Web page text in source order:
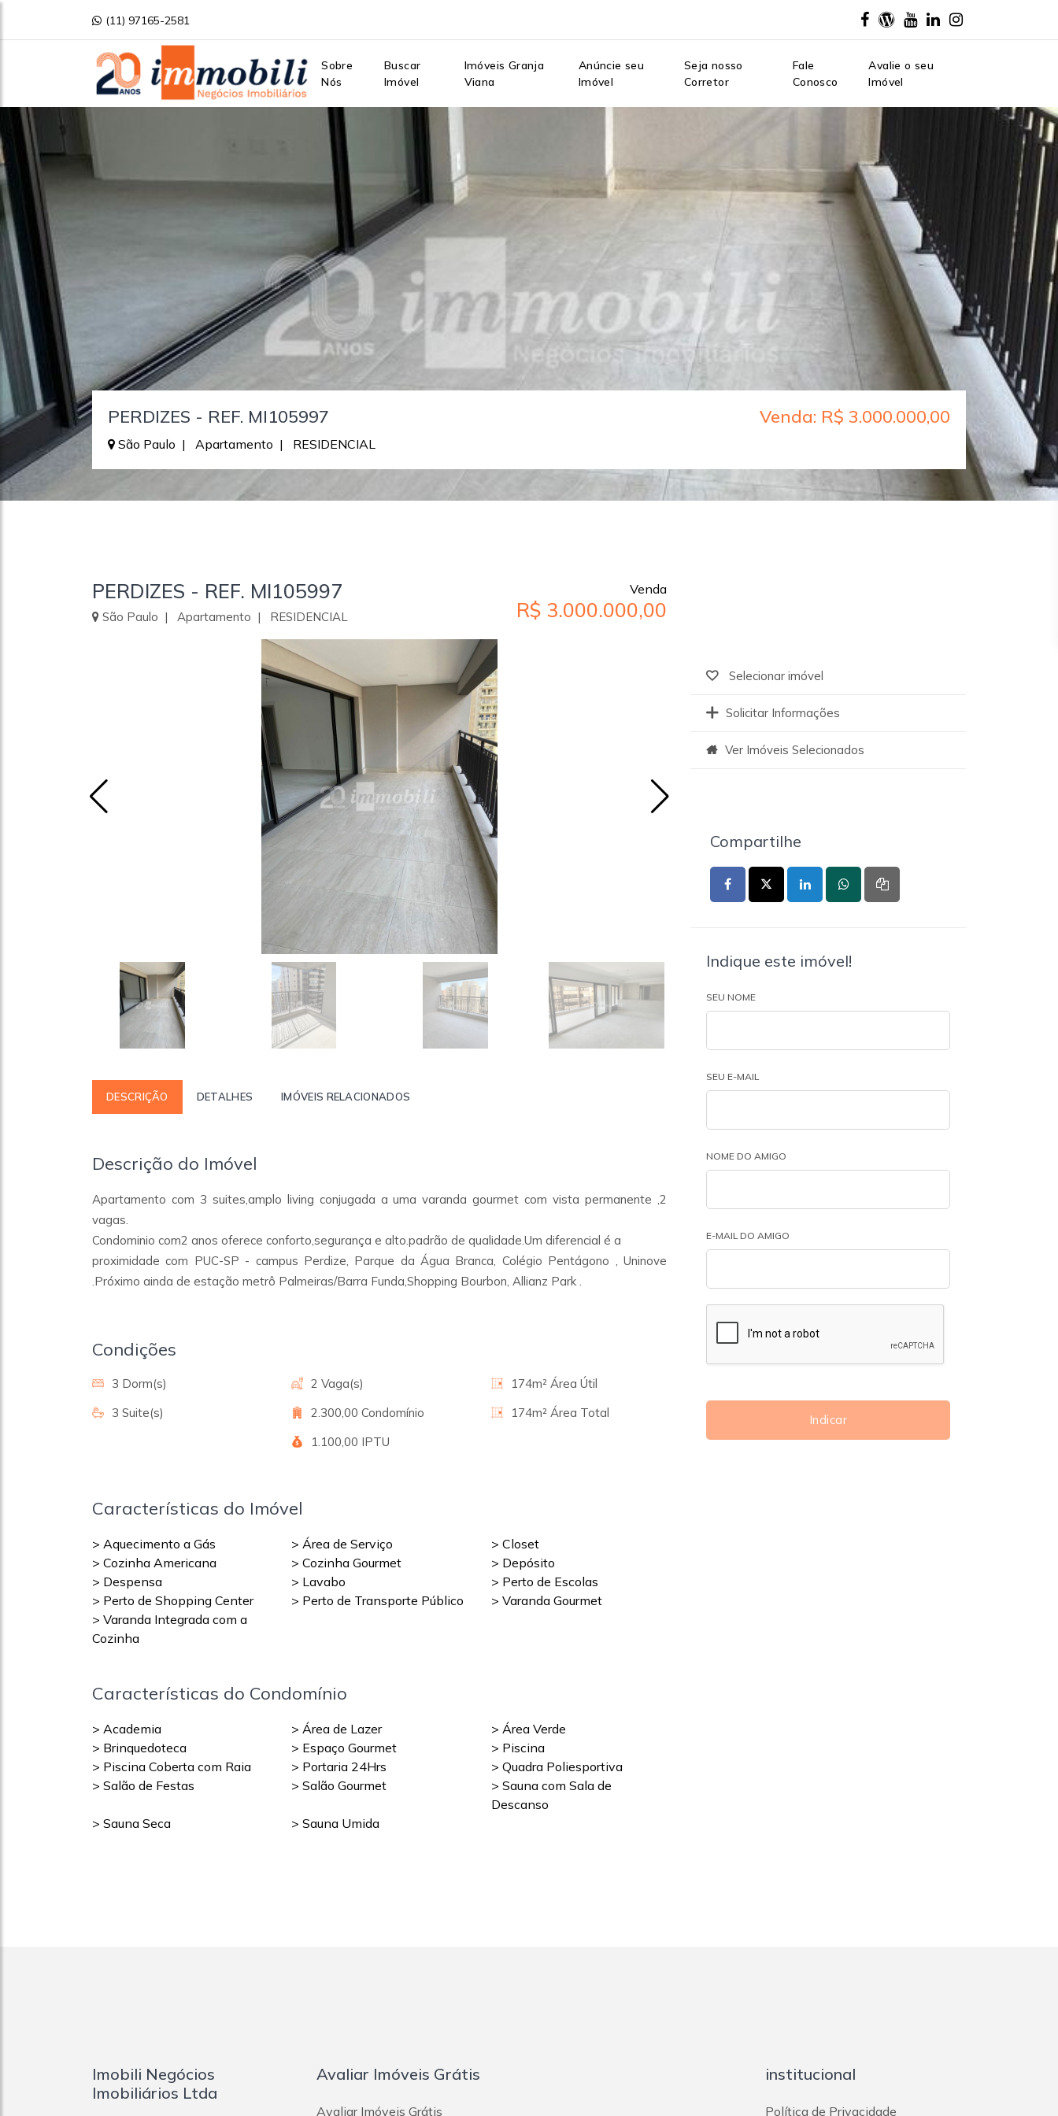
(11) 97165-2581
Sobre
Nós
Buscar
Imóvel
Imóveis Granja
Viana
Anúncie seu
Imóvel
Seja nosso
Corretor
Fale
Conosco
Avalie o seu
Imóvel
PERDIZES - REF. MI105997 Venda: R$ 3.000.000,00
São Paulo | Apartamento | RESIDENCIAL
PERDIZES - REF. MI105997
São Paulo | Apartamento | RESIDENCIAL
Venda
R$ 3.000.000,00
DESCRIÇÃO DETALHES IMÓVEIS RELACIONADOS
Descrição do Imóvel
Apartamento com 3 suites,amplo living conjugada a uma varanda gourmet com vista permanente ,2
vagas.
Condominio com2 anos oferece conforto,segurança e alto.padrão de qualidade.Um diferencial é a
proximidade com PUC-SP - campus Perdize, Parque da Água Branca, Colégio Pentágono , Uninove
.Próximo ainda de estação metrô Palmeiras/Barra Funda,Shopping Bourbon, Allianz Park .
Condições
3 Dorm(s)
3 Suite(s)
2 Vaga(s)
2.300,00 Condomínio
1.100,00 IPTU
174m² Área Útil
174m² Área Total
Características do Imóvel
> Aquecimento a Gás > Área de Serviço
> Closet
> Cozinha Americana
> Cozinha Gourmet
> Depósito
> Despensa
> Lavabo
> Perto de Escolas
> Perto de Shopping Center
> Perto de Transporte Público
> Varanda Gourmet
> Varanda Integrada com a
Cozinha
Características do Condomínio
> Academia > Área de Lazer
> Área Verde
> Brinquedoteca
> Espaço Gourmet
> Piscina
> Piscina Coberta com Raia
> Portaria 24Hrs
> Quadra Poliesportiva
> Salão de Festas
> Salão Gourmet
> Sauna com Sala de
Descanso
> Sauna Seca
> Sauna Umida
Selecionar imóvel
Solicitar Informações
Ver Imóveis Selecionados
Compartilhe
Indique este imóvel!
SEU NOME
SEU E-MAIL
NOME DO AMIGO
E-MAIL DO AMIGO
Indicar
Imobili Negócios
Imobiliários Ltda
Avaliar Imóveis Grátis
Avaliar Imóveis Grátis
institucional
Política de Privacidade